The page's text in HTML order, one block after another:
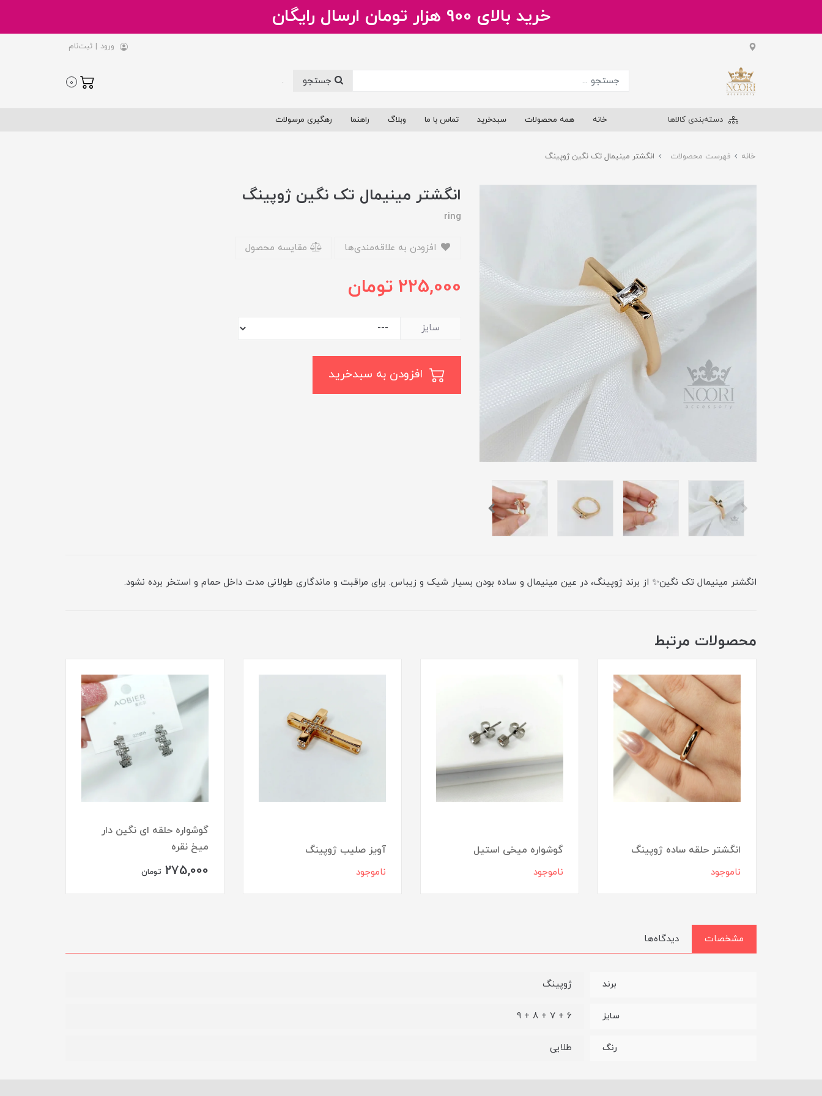
خرید بالای 900 هزار تومان ارسال رایگان
ورود | ثبت‌نام
.
0
دسته‌بندی کالاها خانه همه محصولات سبدخرید تماس با ما وبلاگ راهنما رهگیری مرسولات
خانه فهرست محصولات انگشتر مینیمال تک نگین ژوپینگ
انگشتر مینیمال تک نگین ژوپینگ
ring
مقایسه محصول
225,000 تومان
سایز
انگشتر مینیمال تک نگین✨ از برند ژوپینگ، در عین مینیمال و ساده بودن بسیار شیک و زیباس. برای مراقبت و ماندگاری طولانی مدت داخل حمام و استخر برده نشود.
محصولات مرتبط
انگشتر حلقه ساده ژوپینگ
ناموجود
گوشواره میخی استیل
ناموجود
آویز صلیب ژوپینگ
ناموجود
گوشواره حلقه ای نگین دار
میخ نقره
275,000 تومان
مشخصات دیدگاه‌ها
برند ژوپینگ
سایز 6 + 7 + 8 + 9
رنگ طلایی